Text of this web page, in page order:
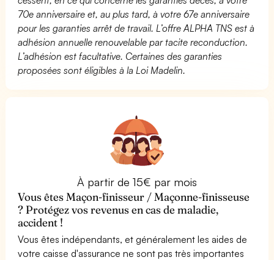
70e anniversaire et, au plus tard, à votre 67e anniversaire
pour les garanties arrêt de travail. L’offre ALPHA TNS est à
adhésion annuelle renouvelable par tacite reconduction.
L’adhésion est facultative. Certaines des garanties
proposées sont éligibles à la Loi Madelin.
À partir de 15€ par mois
Vous êtes Maçon-finisseur / Maçonne-finisseuse
? Protégez vos revenus en cas de maladie,
accident !
Vous êtes indépendants, et généralement les aides de
votre caisse d'assurance ne sont pas très importantes